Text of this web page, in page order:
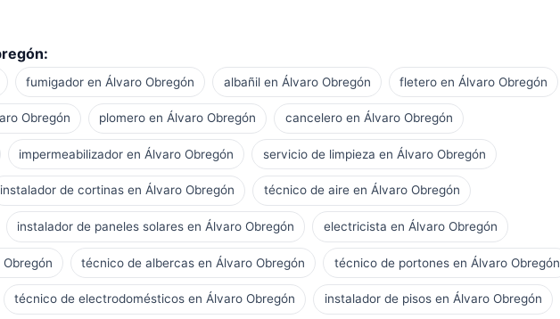
fumigador en Álvaro Obregón albañil en Álvaro Obregón fletero en Álvaro Obregón
Obregón plomero en Álvaro Obregón cancelero en Álvaro Obregón
impermeabilizador en Álvaro Obregón servicio de limpieza en Álvaro Obregón
instalador de cortinas en Álvaro Obregón técnico de aire en Álvaro Obregón
instalador de paneles solares en Álvaro Obregón electricista en Álvaro Obregón
técnico de albercas en Álvaro Obregón técnico de portones en Álvaro Obregón
técnico de electrodomésticos en Álvaro Obregón instalador de pisos en Álvaro Obregón